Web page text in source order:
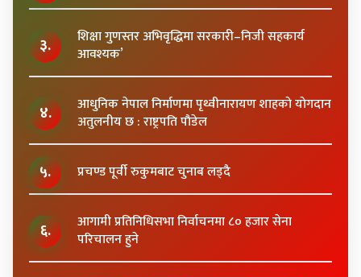
३.
शिक्षा गुणस्तर अभिवृद्धिमा सरकारी–निजी सहकार्य
आवश्यक’
४.
आधुनिक नेपाल निर्माणमा पृथ्वीनारायण शाहकाे याेगदान
अतुलनीय छ : राष्ट्रपति पाैडेल
५. प्रचण्ड पूर्वी रुकुमबाट चुनाब लड्दै
६.
आगामी प्रतिनिधिसभा निर्वाचनमा ८० हजार सेना
परिचालन हुने